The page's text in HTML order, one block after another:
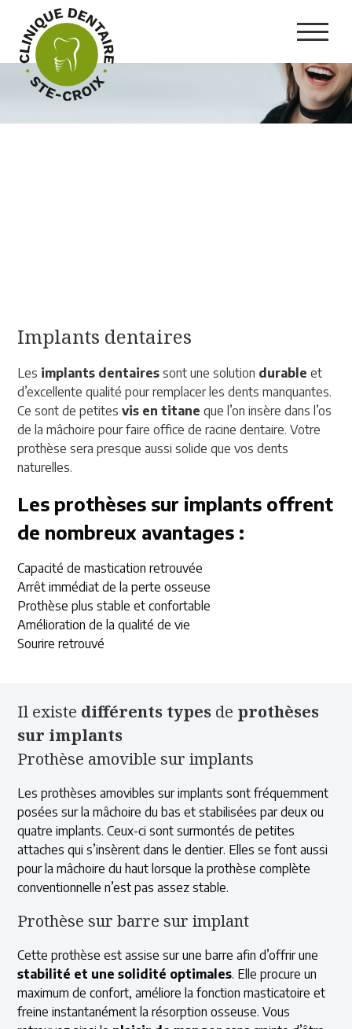
Implants dentaires
Les implants dentaires sont une solution durable et
d’excellente qualité pour remplacer les dents manquantes.
Ce sont de petitesvis en titane que l’on insère dans l’os
de la mâchoire pour faire office de racine dentaire. Votre
prothèse sera presque aussi solide que vos dents
naturelles.
Les prothèses sur implants offrent
de nombreux avantages :
Capacité de mastication retrouvée
Arrêt immédiat de la perte osseuse
Prothèse plus stable et confortable
Amélioration de la qualité de vie
Sourire retrouvé
Il existe différents types de prothèses
sur implants
Prothèse amovible sur implants
Les prothèses amovibles sur implants sont fréquemment
posées sur la mâchoire du bas et stabilisées par deux ou
quatre implants. Ceux-ci sont surmontés de petites
attaches qui s’insèrent dans le dentier. Elles se font aussi
pour la mâchoire du haut lorsque la prothèse complète
conventionnelle n’est pas assez stable.
Prothèse sur barre sur implant
Cette prothèse est assise sur une barre afin d’offrir une
stabilité et une solidité optimales. Elle procure un
maximum de confort, améliore la fonction masticatoire et
freine instantanément la résorption osseuse. Vous